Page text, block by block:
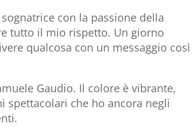
con la passione della
tutto il mio rispetto. Un giorno
qualcosa con un messaggio così
Gaudio. Il colore è vibrante,
che ho ancora negli